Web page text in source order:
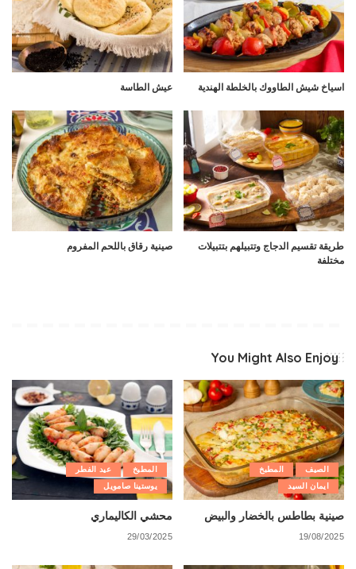
اسياخ شيش الطاووك بالخلطة الهندية عيش الطاسة
طريقة تقسيم الدجاج وتتبيلهم بتتبيلات
مختلفة
صينية رقاق باللحم المفروم
You Might Also Enjoy
الصيف
المطبخ
ايمان السيد
صينية بطاطس بالخضار والبيض
19/08/2025
المطبخ
عيد الفطر
يوستينا صامويل
محشي الكاليماري
29/03/2025